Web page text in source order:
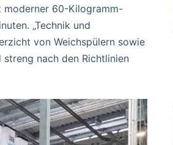
moderner 60-Kilogramm-
„Technik und
von Weichspülern sowie
streng nach den Richtlinien